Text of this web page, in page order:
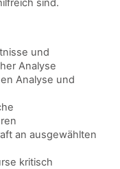
sind.
und
Analyse
Analyse und
an ausgewählten
kritisch